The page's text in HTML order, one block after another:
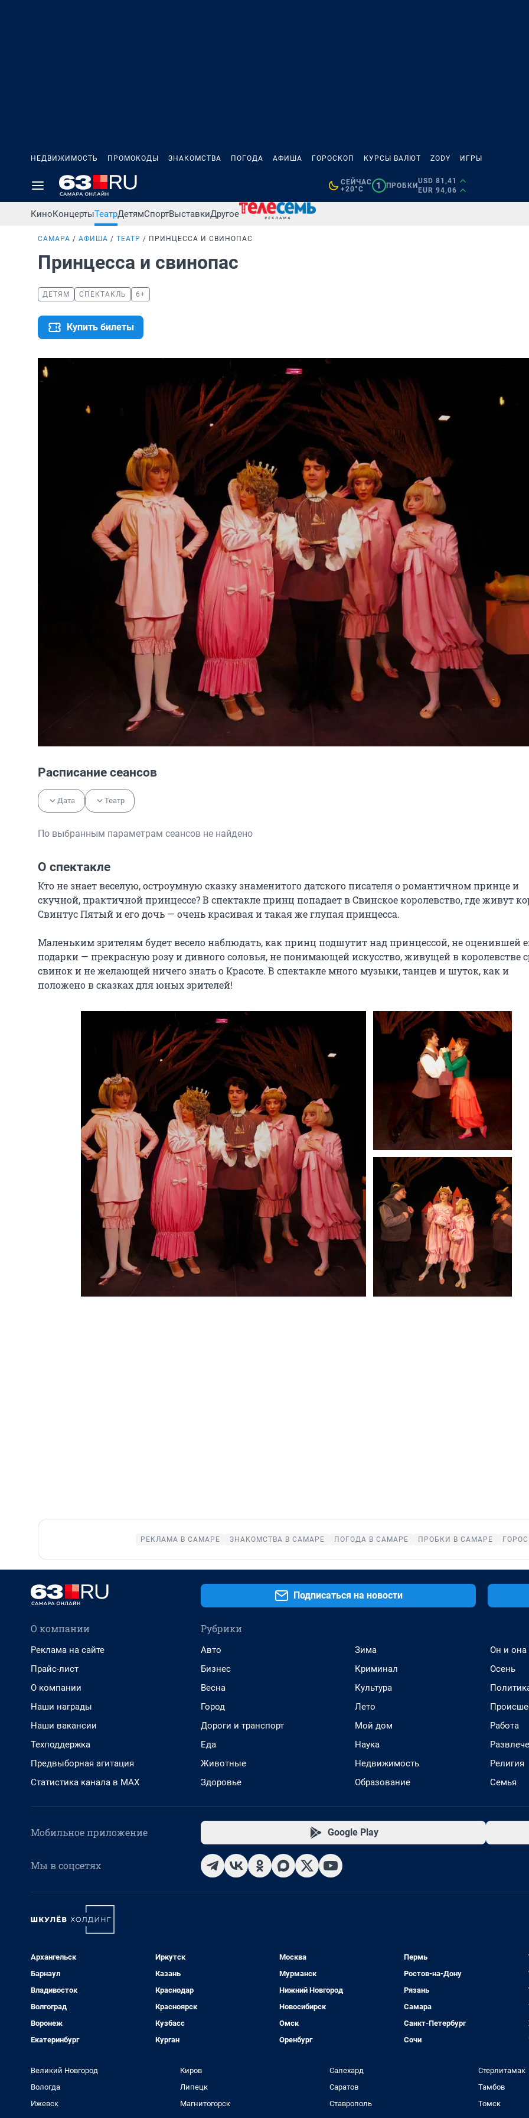
НЕДВИЖИМОСТЬ ПРОМОКОДЫ ЗНАКОМСТВА ПОГОДА АФИША ГОРОСКОП КУРСЫ ВАЛЮТ ZODY ИГРЫ
СЕЙЧАС
+20°C
1 ПРОБКИ
USD 81,41
EUR 94,06
КиноКонцертыТеатрДетямСпортВыставкиДругое
САМАРА АФИША ТЕАТР ПРИНЦЕССА И СВИНОПАС
Принцесса и свинопас
ДЕТЯМ СПЕКТАКЛЬ 6+
Купить билеты
Расписание сеансов
Дата Театр
По выбранным параметрам сеансов не найдено
О спектакле
Кто не знает веселую, остроумную сказку знаменитого датского писателя о романтичном принце и
скучной, практичной принцессе? В спектакле принц попадает в Свинское королевство, где живут
Свинтус Пятый и его дочь — очень красивая и такая же глупая принцесса.
Маленьким зрителям будет весело наблюдать, как принц подшутит над принцессой, не оценившей
подарки — прекрасную розу и дивного соловья, не понимающей искусство, живущей в королевстве
свинок и не желающей ничего знать о Красоте. В спектакле много музыки, танцев и шуток, как и
положено в сказках для юных зрителей!
РЕКЛАМА В САМАРЕ ЗНАКОМСТВА В САМАРЕ ПОГОДА В САМАРЕ ПРОБКИ В САМАРЕ
Подписаться на новости
О компании
Реклама на сайте
Прайс-лист
О компании
Наши награды
Наши вакансии
Техподдержка
Предвыборная агитация
Статистика канала в MAX
Рубрики
Авто
Бизнес
Весна
Город
Дороги и транспорт
Еда
Животные
Здоровье
Зима
Криминал
Культура
Лето
Мой дом
Наука
Недвижимость
Образование
Он и она
Осень
Работа
Религия
Семья
Мобильное приложение Google Play
Мы в соцсетях
Архангельск
Барнаул
Владивосток
Волгоград
Воронеж
Екатеринбург
Иркутск
Казань
Краснодар
Красноярск
Кузбасс
Курган
Москва
Мурманск
Нижний Новгород
Новосибирск
Омск
Оренбург
Пермь
Ростов-на-Дону
Рязань
Самара
Санкт-Петербург
Сочи
Великий Новгород
Вологда
Ижевск
Киров
Липецк
Магнитогорск
Салехард
Саратов
Ставрополь
Стерлитамак
Тамбов
Томск